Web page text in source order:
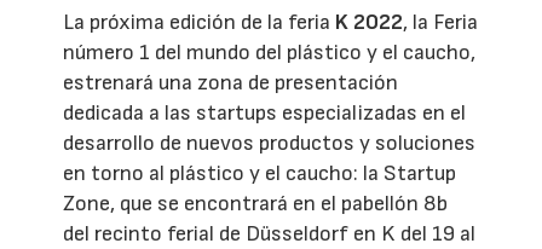
La próxima edición de la feria K 2022, la Feria
número 1 del mundo del plástico y el caucho,
estrenará una zona de presentación
dedicada a las startups especializadas en el
desarrollo de nuevos productos y soluciones
en torno al plástico y el caucho: la Startup
Zone, que se encontrará en el pabellón 8b
del recinto ferial de Düsseldorf en K del 19 al